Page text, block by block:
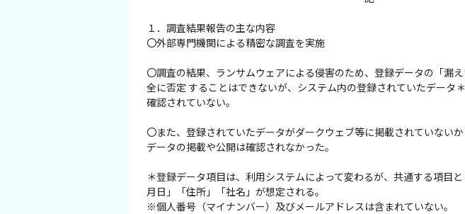
１．調査結果報告の主な内容
〇外部専門機関による精密な調査を実施
〇調査の結果、ランサムウェアによる侵害のため、登録データの「漏
全に否定 することはできないが、システム内の登録されていたデータ
確認されていない。
〇また、登録されていたデータがダークウェブ等に掲載されていない
データの掲載や公開は確認されなかった。
＊登録データ項目は、利用システムによって変わるが、共通する項目
月日」「住所」「社名」が想定される。
※個人番号（マイナンバー）及びメールアドレスは含まれていない。